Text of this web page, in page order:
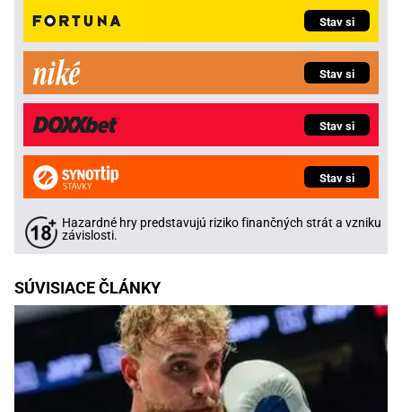
Stav si
Stav si
Stav si
Stav si
Hazardné hry predstavujú riziko finančných strát a vzniku
závislosti.
SÚVISIACE ČLÁNKY